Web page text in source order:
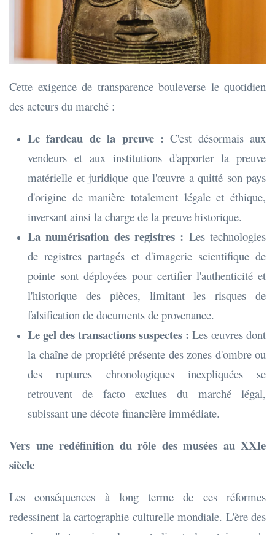
Cette exigence de transparence bouleverse le quotidien
des acteurs du marché :
Le fardeau de la preuve : C'est désormais aux
vendeurs et aux institutions d'apporter la preuve
matérielle et juridique que l'œuvre a quitté son pays
d'origine de manière totalement légale et éthique,
inversant ainsi la charge de la preuve historique.
La numérisation des registres : Les technologies
de registres partagés et d'imagerie scientifique de
pointe sont déployées pour certifier l'authenticité et
l'historique des pièces, limitant les risques de
falsification de documents de provenance.
Le gel des transactions suspectes : Les œuvres dont
la chaîne de propriété présente des zones d'ombre ou
des ruptures chronologiques inexpliquées se
retrouvent de facto exclues du marché légal,
subissant une décote financière immédiate.
Vers une redéfinition du rôle des musées au XXIe
siècle
Les conséquences à long terme de ces réformes
redessinent la cartographie culturelle mondiale. L'ère des